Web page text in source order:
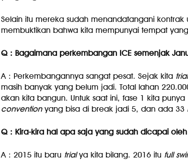
Selain itu mereka sudah menandatangani
membuktikan bahwa kita mempunyai tempat
Q : Bagaimana perkembangan ICE semenjak
A : Perkembangannya sangat pesat. Sejak kita trial
masih banyak yang belum jadi. Total lahan
akan kita bangun. Untuk saat ini, fase 1 kita punya
conventionyang bisa di break jadi 5, dan ada 33
Q : Kira-kira hal apa saja yang sudah dicapai oleh
A : 2015 itu baru trialya kita bilang. 2016 itu full